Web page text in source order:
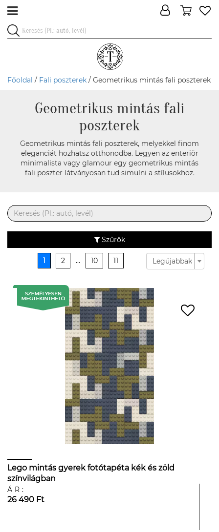
Főoldal / Fali poszterek / Geometrikus mintás fali poszterek
Geometrikus mintás fali
poszterek
Geometrikus mintás fali poszterek, melyekkel finom
eleganciát hozhatsz otthonodba. Legyen az enteriör
minimalista vagy glamour egy geometrikus mintás
fali poszter látványosan tud simulni a stílusokhoz.
Szűrők
1 2 ... 10 11 Legújabbak
Lego mintás gyerek fotótapéta kék és zöld
színvilágban
ÁR:
26 490 Ft